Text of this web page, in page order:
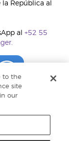
República al
al +52 55
to the
site
our